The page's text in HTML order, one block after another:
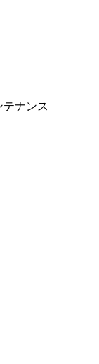
テナンス